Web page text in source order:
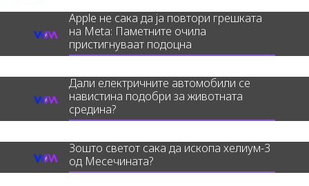
Apple не сака да ја повтори грешката
на Meta: Паметните очила
пристигнуваат подоцна
Дали електричните автомобили се
навистина подобри за животната
средина?
Зошто светот сака да ископа хелиум-3
од Месечината?